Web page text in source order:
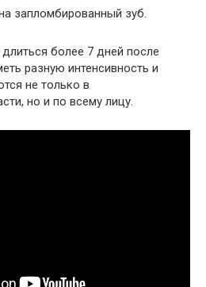
запломбированный зуб.
более 7 дней после
разную интенсивность и
не только в
но и по всему лицу.